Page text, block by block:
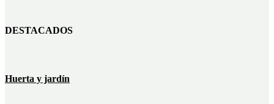
DESTACADOS
Huerta y jardín